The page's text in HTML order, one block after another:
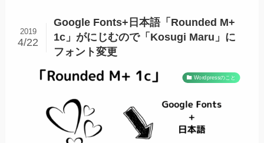
Google Fonts+日本語「Rounded M+
1c」がにじむので「Kosugi Maru」に
フォント変更
2019
4/22
Wordpressのこと